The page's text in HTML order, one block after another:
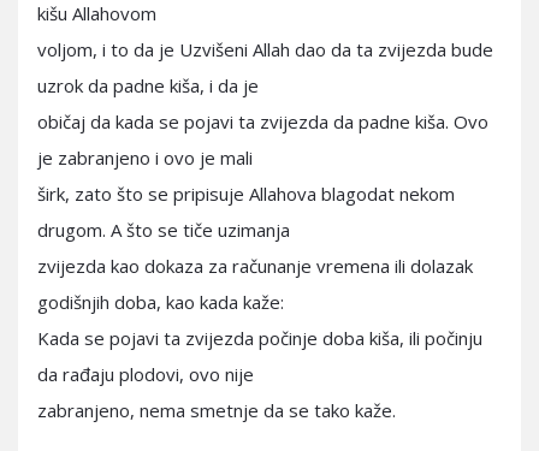
kišu Allahovom
voljom, i to da je Uzvišeni Allah dao da ta zvijezda bude
uzrok da padne kiša, i da je
običaj da kada se pojavi ta zvijezda da padne kiša. Ovo
je zabranjeno i ovo je mali
širk, zato što se pripisuje Allahova blagodat nekom
drugom. A što se tiče uzimanja
zvijezda kao dokaza za računanje vremena ili dolazak
godišnjih doba, kao kada kaže:
Kada se pojavi ta zvijezda počinje doba kiša, ili počinju
da rađaju plodovi, ovo nije
zabranjeno, nema smetnje da se tako kaže.